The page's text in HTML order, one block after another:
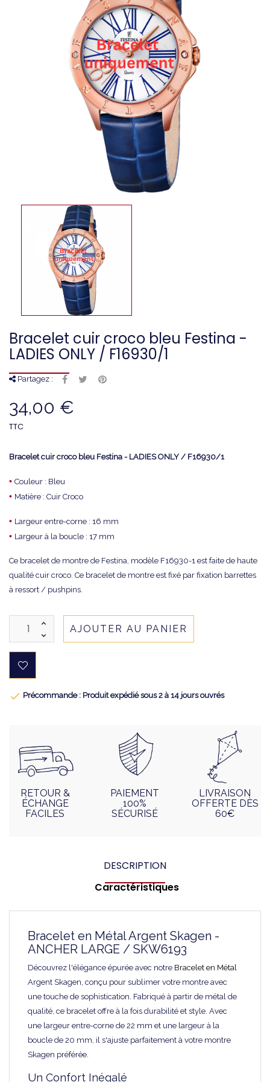
Bracelet cuir croco bleu Festina -
LADIES ONLY / F16930/1
Partagez :
34,00 €
TTC
Bracelet cuir croco bleu Festina - LADIES ONLY / F16930/1
• Couleur : Bleu
• Matière : Cuir Croco
• Largeur entre-corne : 16 mm
• Largeur à la boucle : 17 mm
Ce bracelet de montre de Festina, modèle F16930-1 est faite de haute
qualité cuir croco. Ce bracelet de montre est fixé par fixation barrettes
à ressort / pushpins.
AJOUTER AU PANIER
 Précommande : Produit expédié sous 2 à 14 jours ouvrés
RETOUR &
ÉCHANGE
FACILES
PAIEMENT
100%
SÉCURISÉ
LIVRAISON
OFFERTE DÈS
60€
DESCRIPTION
Caractéristiques
Bracelet en Métal Argent Skagen -
ANCHER LARGE / SKW6193
Découvrez l'élégance épurée avec notre Bracelet en Métal
Argent Skagen, conçu pour sublimer votre montre avec
une touche de sophistication. Fabriqué à partir de métal de
qualité, ce bracelet offre à la fois durabilité et style. Avec
une largeur entre-corne de 22 mm et une largeur à la
boucle de 20 mm, il s'ajuste parfaitement à votre montre
Skagen préférée.
Un Confort Inégalé